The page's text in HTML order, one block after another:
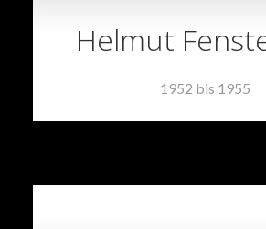
Helmut
1952 bis 1955